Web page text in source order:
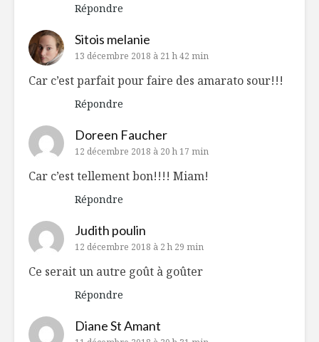
Répondre
Sitois melanie
13 décembre 2018 à 21 h 42 min
Car c’est parfait pour faire des amarato sour!!!
Répondre
Doreen Faucher
12 décembre 2018 à 20 h 17 min
Car c’est tellement bon!!!! Miam!
Répondre
Judith poulin
12 décembre 2018 à 2 h 29 min
Ce serait un autre goût à goûter
Répondre
Diane St Amant